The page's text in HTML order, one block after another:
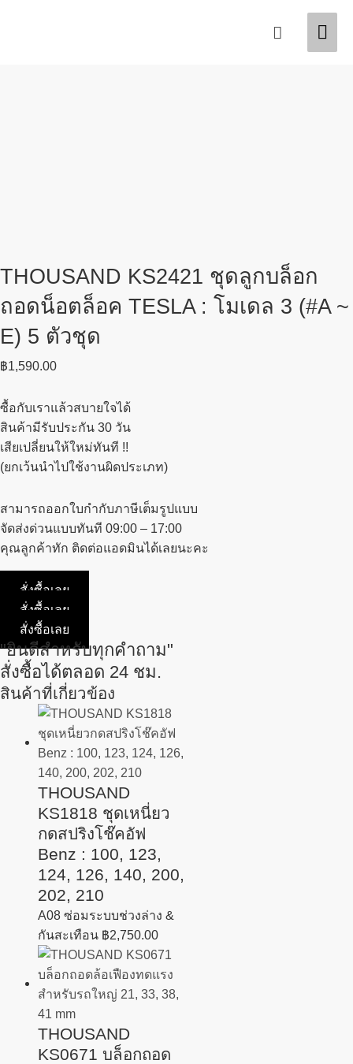
Search
THOUSAND KS2421 ชุดลูกบล็อก
ถอดน็อตล็อค TESLA : โมเดล 3 (#A ~
E) 5 ตัวชุด
฿1,590.00
ซื้อกับเราแล้วสบายใจได้
สินค้ามีรับประกัน 30 วัน
เสียเปลี่ยนให้ใหม่ทันที !!
(ยกเว้นนำไปใช้งานผิดประเภท)
สามารถออกใบกำกับภาษีเต็มรูปแบบ
จัดส่งด่วนแบบทันที 09:00 – 17:00
คุณลูกค้าทัก ติดต่อแอดมินได้เลยนะคะ
สั่งซื้อเลย
สั่งซื้อเลย
สั่งซื้อเลย
"ยินดีสำหรับทุกคำถาม"
สั่งซื้อได้ตลอด 24 ชม.
สินค้าที่เกี่ยวข้อง
THOUSAND
KS1818 ชุดเหนี่ยว
กดสปริงโช๊คอัฟ
Benz : 100, 123,
124, 126, 140, 200,
202, 210
A08 ซ่อมระบบช่วงล่าง &
กันสะเทือน ฿2,750.00
THOUSAND
KS0671 บล็อกถอด